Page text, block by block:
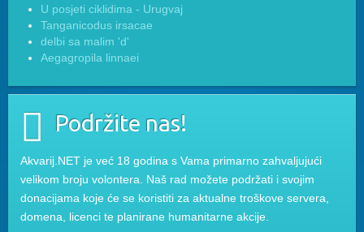
U posjeti ciklidima - Urugvaj
Tanganicodus irsacae
delbi sa malim 'd'
Aegagropila linnaei
Podržite nas!
Akvarij.NET je već 18 godina s Vama primarno zahvaljujući
velikom broju volontera. Naš rad možete podržati i svojim
donacijama koje će se koristiti za aktualne troškove servera,
domena, licenci te planirane humanitarne akcije.